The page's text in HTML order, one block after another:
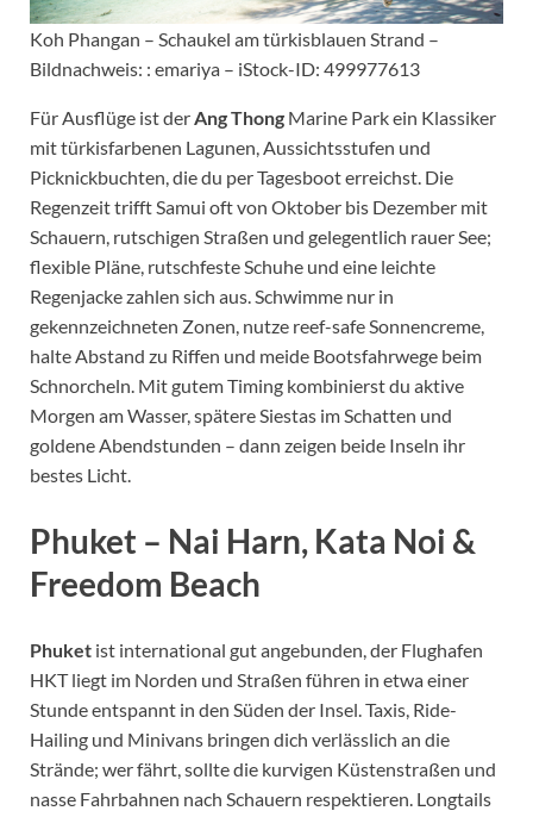
Koh Phangan – Schaukel am türkisblauen Strand –
Bildnachweis: : emariya – iStock-ID: 499977613
Für Ausflüge ist der Ang Thong Marine Park ein Klassiker
mit türkisfarbenen Lagunen, Aussichtsstufen und
Picknickbuchten, die du per Tagesboot erreichst. Die
Regenzeit trifft Samui oft von Oktober bis Dezember mit
Schauern, rutschigen Straßen und gelegentlich rauer See;
flexible Pläne, rutschfeste Schuhe und eine leichte
Regenjacke zahlen sich aus. Schwimme nur in
gekennzeichneten Zonen, nutze reef-safe Sonnencreme,
halte Abstand zu Riffen und meide Bootsfahrwege beim
Schnorcheln. Mit gutem Timing kombinierst du aktive
Morgen am Wasser, spätere Siestas im Schatten und
goldene Abendstunden – dann zeigen beide Inseln ihr
bestes Licht.
Phuket – Nai Harn, Kata Noi &
Freedom Beach
Phuket ist international gut angebunden, der Flughafen
HKT liegt im Norden und Straßen führen in etwa einer
Stunde entspannt in den Süden der Insel. Taxis, Ride-
Hailing und Minivans bringen dich verlässlich an die
Strände; wer fährt, sollte die kurvigen Küstenstraßen und
nasse Fahrbahnen nach Schauern respektieren. Longtails